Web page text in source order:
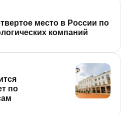
место в России по
компаний
по